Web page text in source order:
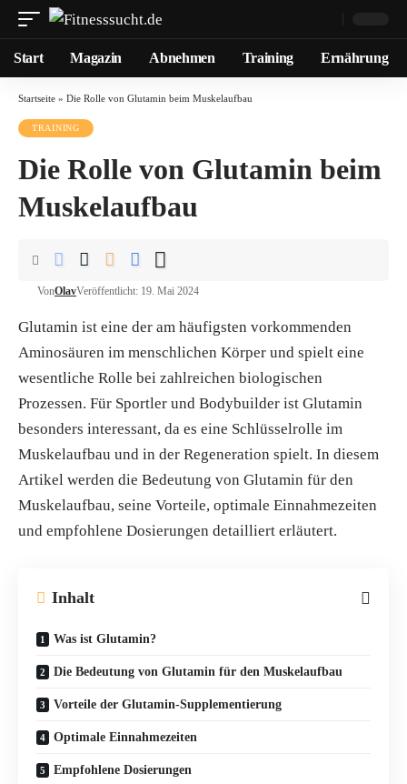
Start Magazin Abnehmen Training Ernährung
Startseite » Die Rolle von Glutamin beim Muskelaufbau
TRAINING
Die Rolle von Glutamin beim
Muskelaufbau
VonOlavVeröffentlicht: 19. Mai 2024
Glutamin ist eine der am häufigsten vorkommenden
Aminosäuren im menschlichen Körper und spielt eine
wesentliche Rolle bei zahlreichen biologischen
Prozessen. Für Sportler und Bodybuilder ist Glutamin
besonders interessant, da es eine Schlüsselrolle im
Muskelaufbau und in der Regeneration spielt. In diesem
Artikel werden die Bedeutung von Glutamin für den
Muskelaufbau, seine Vorteile, optimale Einnahmezeiten
und empfohlene Dosierungen detailliert erläutert.
Inhalt
Was ist Glutamin?
Die Bedeutung von Glutamin für den Muskelaufbau
Vorteile der Glutamin-Supplementierung
Optimale Einnahmezeiten
Empfohlene Dosierungen